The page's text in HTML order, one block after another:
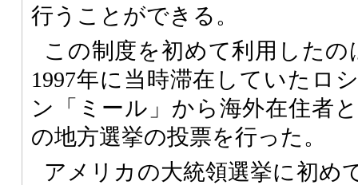
行うことができる。
この制度を初めて利用したの
1997年に当時滞在していたロ
ン「ミール」から海外在住者
の地方選挙の投票を行った。
アメリカの大統領選挙に初め